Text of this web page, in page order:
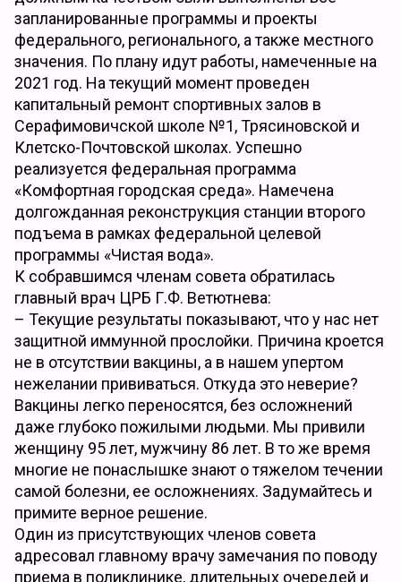
запланированные программы и проекты
федерального, регионального, а также местного
значения. По плану идут работы, намеченные на
2021 год. На текущий момент проведен
капитальный ремонт спортивных залов в
Серафимовичской школе №1, Трясиновской и
Клетско-Почтовской школах. Успешно
реализуется федеральная программа
«Комфортная городская среда». Намечена
долгожданная реконструкция станции второго
подъема в рамках федеральной целевой
программы «Чистая вода».
К собравшимся членам совета обратилась
главный врач ЦРБ Г.Ф. Ветютнева:
– Текущие результаты показывают, что у нас нет
защитной иммунной прослойки. Причина кроется
не в отсутствии вакцины, а в нашем упертом
нежелании прививаться. Откуда это неверие?
Вакцины легко переносятся, без осложнений
даже глубоко пожилыми людьми. Мы привили
женщину 95 лет, мужчину 86 лет. В то же время
многие не понаслышке знают о тяжелом течении
самой болезни, ее осложнениях. Задумайтесь и
примите верное решение.
Один из присутствующих членов совета
адресовал главному врачу замечания по поводу
приема в поликлинике, длительных очередей и